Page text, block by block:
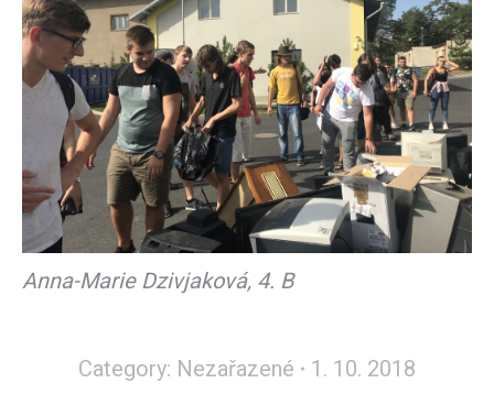
Anna-Marie Dzivjaková, 4. B
Category: Nezařazené 1. 10. 2018